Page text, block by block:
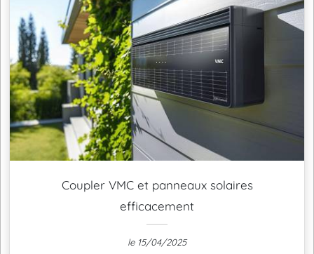
Coupler VMC et panneaux solaires
efficacement
le 15/04/2025